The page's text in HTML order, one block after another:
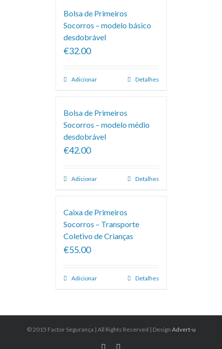
Bolsa de Primeiros
Socorros – modelo básico
desdobrável
€32.00
Adicionar Detalhes
Bolsa de Primeiros
Socorros – modelo médio
desdobrável
€42.00
Adicionar Detalhes
Caixa de Primeiros
Socorros – Transporte
Coletivo de Crianças
€55.00
Adicionar Detalhes
© 2015 Factor Segurança | All Rights Reserved | Design Advert-u